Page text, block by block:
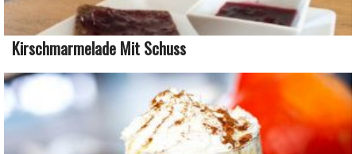
Kirschmarmelade Mit Schuss